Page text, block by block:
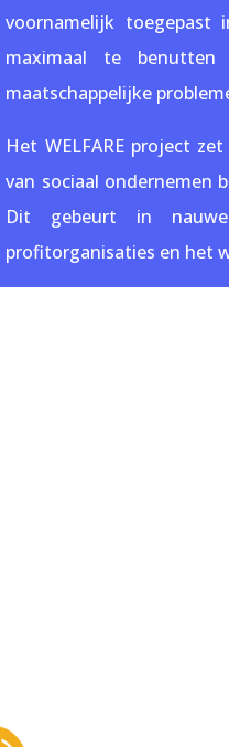
voornamelijk
maximaal te
maatschappelijke
Het WELFARE project
van sociaal ondernemen
Dit gebeurt in nauwe
profitorganisaties en het